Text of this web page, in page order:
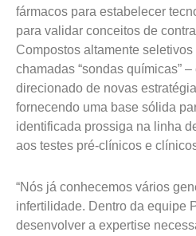
fármacos para estabelecer
para validar conceitos de
Compostos altamente
chamadas “sondas químicas”
direcionado de novas
fornecendo uma base sólida
identificada prossiga na linha
aos testes pré-clínicos e
“Nós já conhecemos vários
infertilidade. Dentro da equipe
desenvolver a expertise